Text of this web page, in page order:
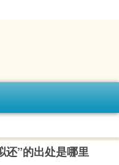
还”的出处是哪里